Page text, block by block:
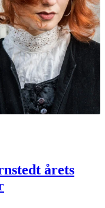
årets